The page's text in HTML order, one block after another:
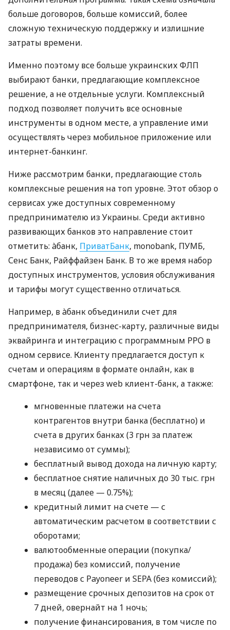
больше договоров, больше комиссий, более
сложную техническую поддержку и излишние
затраты времени.
Именно поэтому все больше украинских ФЛП
выбирают банки, предлагающие комплексное
решение, а не отдельные услуги. Комплексный
подход позволяет получить все основные
инструменты в одном месте, а управление ими
осуществлять через мобильное приложение или
интернет-банкинг.
Ниже рассмотрим банки, предлагающие столь
комплексные решения на топ уровне. Этот обзор о
сервисах уже доступных современному
предпринимателю из Украины. Среди активно
развивающих банков это направление стоит
отметить: àбанк, ПриватБанк, monobank, ПУМБ,
Сенс Банк, Райффайзен Банк. В то же время набор
доступных инструментов, условия обслуживания
и тарифы могут существенно отличаться.
Например, в àбанк объединили счет для
предпринимателя, бизнес-карту, различные виды
эквайринга и интеграцию с программным РРО в
одном сервисе. Клиенту предлагается доступ к
счетам и операциям в формате онлайн, как в
смартфоне, так и через web клиент-банк, а также:
мгновенные платежи на счета
контрагентов внутри банка (бесплатно) и
счета в других банках (3 грн за платеж
независимо от суммы);
бесплатный вывод дохода на личную карту;
бесплатное снятие наличных до 30 тыс. грн
в месяц (далее — 0.75%);
кредитный лимит на счете — с
автоматическим расчетом в соответствии с
оборотами;
валютообменные операции (покупка/
продажа) без комиссий, получение
переводов с Payoneer и SEPA (без комиссий);
размещение срочных депозитов на срок от
7 дней, овернайт на 1 ночь;
получение финансирования, в том числе по